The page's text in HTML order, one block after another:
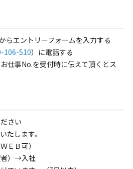
らエントリーフォームを入力する
106-510）に電話する
仕事No.を受付時に伝えて頂くとス
さい
たします。
ＥＢ可）
）→入社